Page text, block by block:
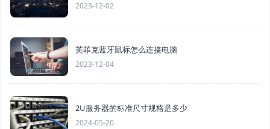
2023-12-02
英菲克蓝牙鼠标怎么连接电脑
2023-12-04
2U服务器的标准尺寸规格是多少
2024-05-20